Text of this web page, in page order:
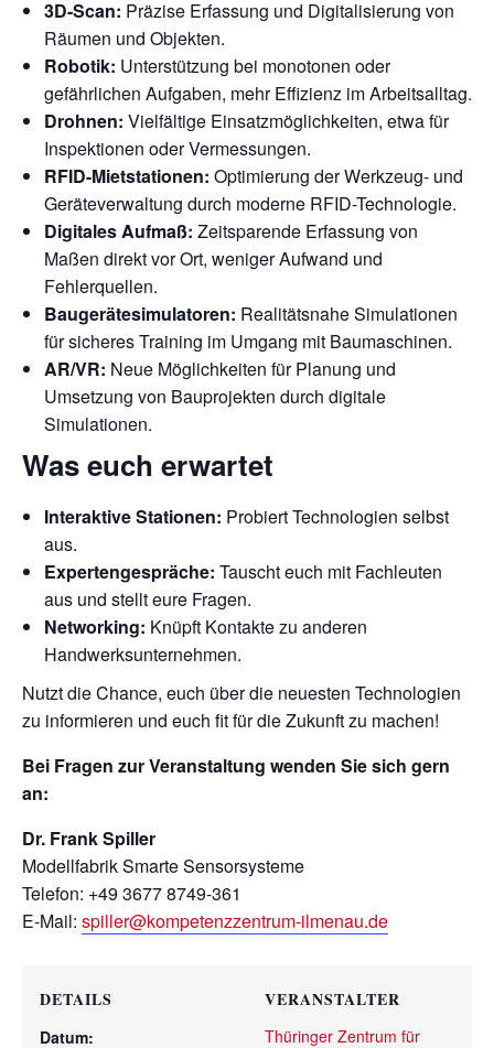
3D-Scan: Präzise Erfassung und Digitalisierung von
Räumen und Objekten.
Robotik: Unterstützung bei monotonen oder
gefährlichen Aufgaben, mehr Effizienz im Arbeitsalltag.
Drohnen: Vielfältige Einsatzmöglichkeiten, etwa für
Inspektionen oder Vermessungen.
RFID-Mietstationen: Optimierung der Werkzeug- und
Geräteverwaltung durch moderne RFID-Technologie.
Digitales Aufmaß: Zeitsparende Erfassung von
Maßen direkt vor Ort, weniger Aufwand und
Fehlerquellen.
Baugerätesimulatoren: Realitätsnahe Simulationen
für sicheres Training im Umgang mit Baumaschinen.
AR/VR: Neue Möglichkeiten für Planung und
Umsetzung von Bauprojekten durch digitale
Simulationen.
Was euch erwartet
Interaktive Stationen: Probiert Technologien selbst
aus.
Expertengespräche: Tauscht euch mit Fachleuten
aus und stellt eure Fragen.
Networking: Knüpft Kontakte zu anderen
Handwerksunternehmen.
Nutzt die Chance, euch über die neuesten Technologien
zu informieren und euch fit für die Zukunft zu machen!
Bei Fragen zur Veranstaltung wenden Sie sich gern
an:
Dr. Frank Spiller
Modellfabrik Smarte Sensorsysteme
Telefon: +49 3677 8749-361
E-Mail: spiller@kompetenzzentrum-ilmenau.de
DETAILS
Datum:
VERANSTALTER
Thüringer Zentrum für